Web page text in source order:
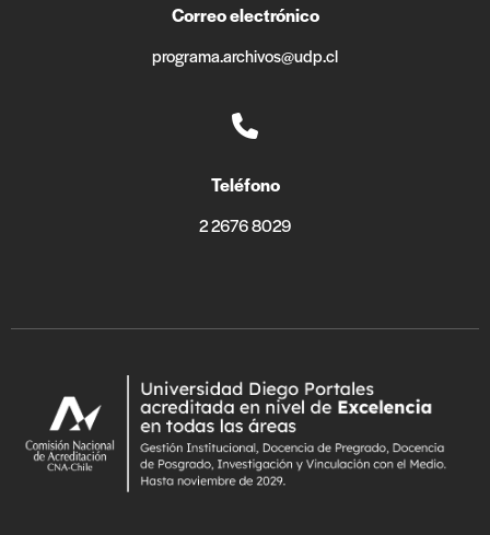
Correo electrónico
programa.archivos@udp.cl
Teléfono
2 2676 8029